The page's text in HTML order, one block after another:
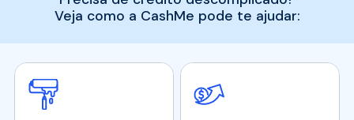
Veja como a CashMe pode te ajudar: